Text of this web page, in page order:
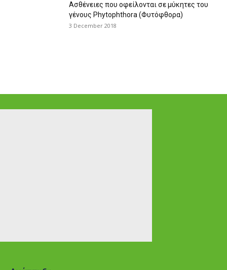
Ασθένειες που οφείλονται σε μύκητες του
γένους Phytophthora (Φυτόφθορα)
3 December 2018